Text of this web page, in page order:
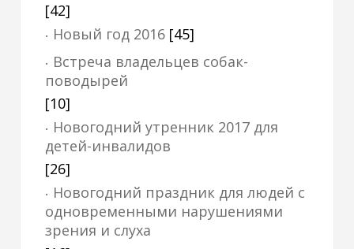
[42]
Новый год 2016 [45]
Встреча владельцев собак-
поводырей
[10]
Новогодний утренник 2017 для
детей-инвалидов
[26]
Новогодний праздник для людей с
одновременными нарушениями
зрения и слуха